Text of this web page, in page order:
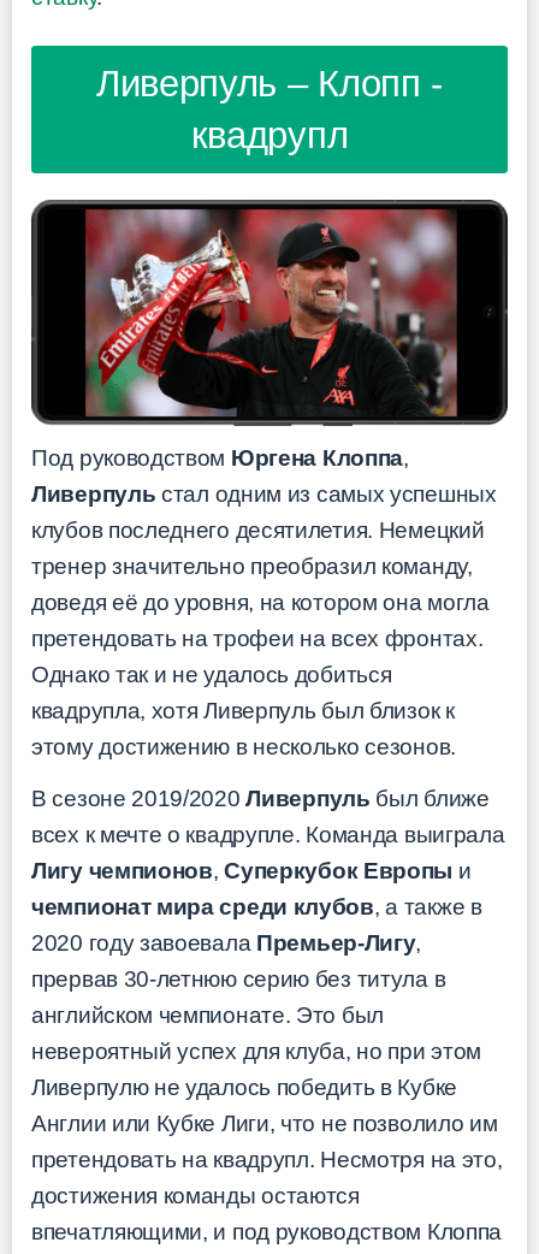
Ливерпуль – Клопп -
квадрупл
Под руководством Юргена Клоппа,
Ливерпуль стал одним из самых успешных
клубов последнего десятилетия. Немецкий
тренер значительно преобразил команду,
доведя её до уровня, на котором она могла
претендовать на трофеи на всех фронтах.
Однако так и не удалось добиться
квадрупла, хотя Ливерпуль был близок к
этому достижению в несколько сезонов.
В сезоне 2019/2020Ливерпуль был ближе
всех к мечте о квадрупле. Команда выиграла
Лигу чемпионов,Суперкубок Европы и
чемпионат мира среди клубов, а также в
2020 году завоевала Премьер-Лигу,
прервав 30-летнюю серию без титула в
английском чемпионате. Это был
невероятный успех для клуба, но при этом
Ливерпулю не удалось победить в Кубке
Англии или Кубке Лиги, что не позволило им
претендовать на квадрупл. Несмотря на это,
достижения команды остаются
впечатляющими, и под руководством Клоппа